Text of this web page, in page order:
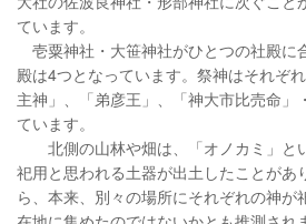
ています。
壱粟神社・大笹神社がひとつの社殿に
殿は4つとなっています。祭神はそれぞ
主神」、「弟彦王」、「神大市比売命」
ています。
北側の山林や畑は、「オノカミ」と
祀用と思われる土器が出土したことがあ
ら、本来、別々の場所にそれぞれの神が